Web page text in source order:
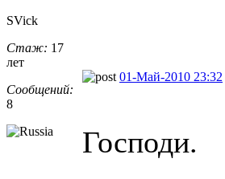
SVick
Стаж: 17
лет
Сообщений:
8
01-Май-2010 23:32
Господи.